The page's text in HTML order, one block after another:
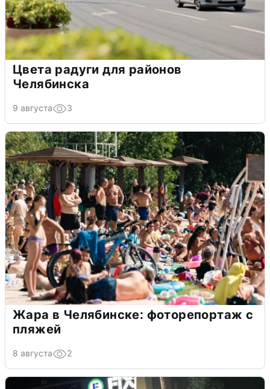
Цвета радуги для районов
Челябинска
9 августа 3
Жара в Челябинске: фоторепортаж с
пляжей
8 августа 2